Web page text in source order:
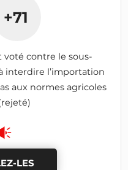
+71
voté contre le sous-
interdire l’importation
aux normes agricoles
LES